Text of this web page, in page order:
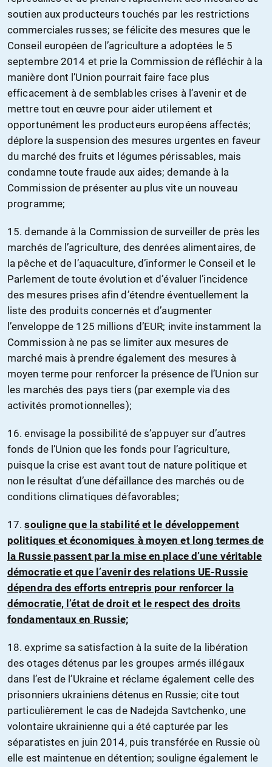
soutien aux producteurs touchés par les restrictions
commerciales russes; se félicite des mesures que le
Conseil européen de l’agriculture a adoptées le 5
septembre 2014 et prie la Commission de réfléchir à la
manière dont l’Union pourrait faire face plus
efficacement à de semblables crises à l’avenir et de
mettre tout en œuvre pour aider utilement et
opportunément les producteurs européens affectés;
déplore la suspension des mesures urgentes en faveur
du marché des fruits et légumes périssables, mais
condamne toute fraude aux aides; demande à la
Commission de présenter au plus vite un nouveau
programme;
15. demande à la Commission de surveiller de près les
marchés de l’agriculture, des denrées alimentaires, de
la pêche et de l’aquaculture, d’informer le Conseil et le
Parlement de toute évolution et d’évaluer l’incidence
des mesures prises afin d’étendre éventuellement la
liste des produits concernés et d’augmenter
l’enveloppe de 125 millions d’EUR; invite instamment la
Commission à ne pas se limiter aux mesures de
marché mais à prendre également des mesures à
moyen terme pour renforcer la présence de l’Union sur
les marchés des pays tiers (par exemple via des
activités promotionnelles);
16. envisage la possibilité de s’appuyer sur d’autres
fonds de l’Union que les fonds pour l’agriculture,
puisque la crise est avant tout de nature politique et
non le résultat d’une défaillance des marchés ou de
conditions climatiques défavorables;
17.souligne que la stabilité et le développement
politiques et économiques à moyen et long termes de
la Russie passent par la mise en place d’une véritable
démocratie et que l’avenir des relations UE-Russie
dépendra des efforts entrepris pour renforcer la
démocratie, l’état de droit et le respect des droits
fondamentaux en Russie;
18. exprime sa satisfaction à la suite de la libération
des otages détenus par les groupes armés illégaux
dans l’est de l’Ukraine et réclame également celle des
prisonniers ukrainiens détenus en Russie; cite tout
particulièrement le cas de Nadejda Savtchenko, une
volontaire ukrainienne qui a été capturée par les
séparatistes en juin 2014, puis transférée en Russie où
elle est maintenue en détention; souligne également le